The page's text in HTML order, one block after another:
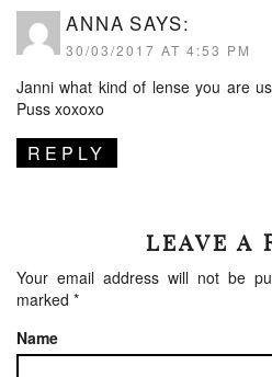
ANNA SAYS:
30/03/2017 AT 4:53 PM
Janni what kind of lense you are
Puss xoxoxo
REPLY
LEAVE A
Your email address will not be
marked *
Name